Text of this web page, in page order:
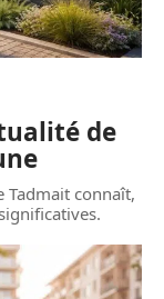
de
Tadmait connaît,